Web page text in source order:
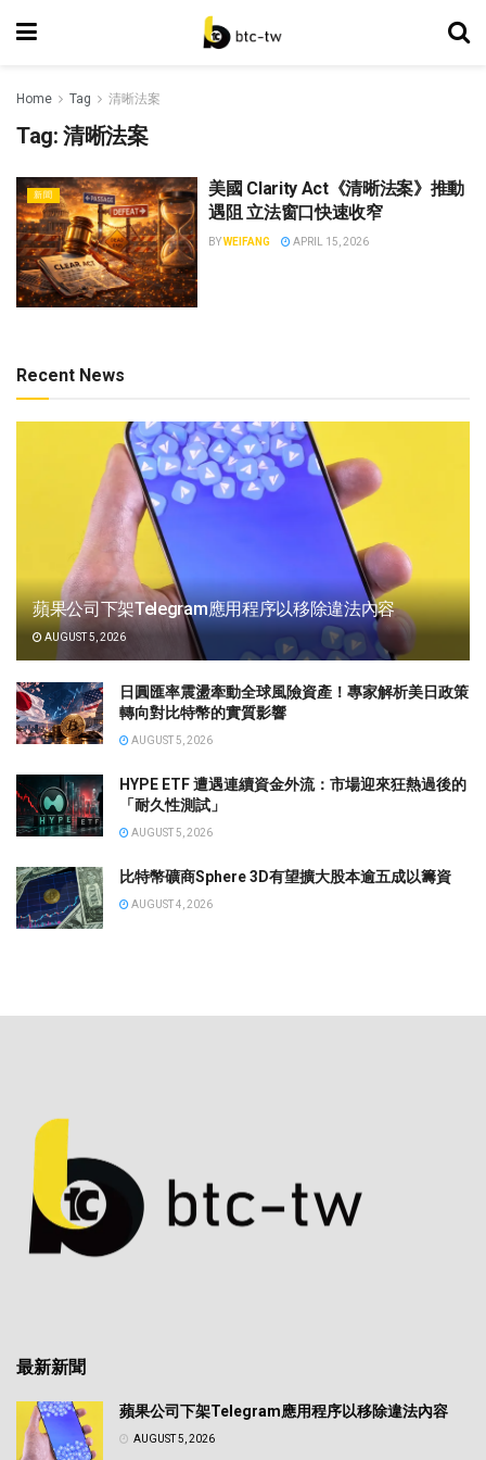
Home Tag 清晰法案
Tag: 清晰法案
新聞
美國 Clarity Act《清晰法案》推動
遇阻 立法窗口快速收窄
BYWEIFANG APRIL 15, 2026
Recent News
蘋果公司下架Telegram應用程序以移除違法內容
AUGUST 5, 2026
日圓匯率震盪牽動全球風險資產！專家解析美日政策
轉向對比特幣的實質影響
AUGUST 5, 2026
HYPE ETF 遭遇連續資金外流：市場迎來狂熱過後的
「耐久性測試」
AUGUST 5, 2026
比特幣礦商Sphere 3D有望擴大股本逾五成以籌資
AUGUST 4, 2026
最新新聞
蘋果公司下架Telegram應用程序以移除違法內容
AUGUST 5, 2026